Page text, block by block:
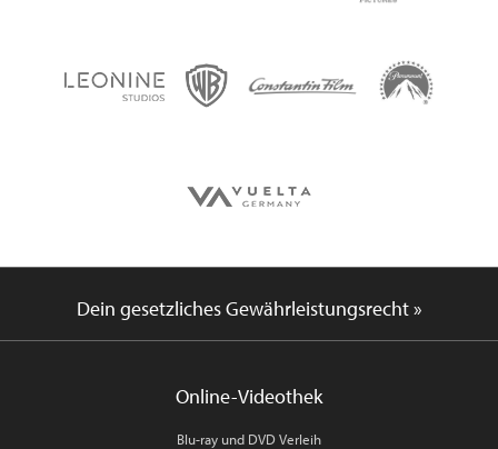
Dein gesetzliches Gewährleistungsrecht »
Online-Videothek
Blu-ray und DVD Verleih